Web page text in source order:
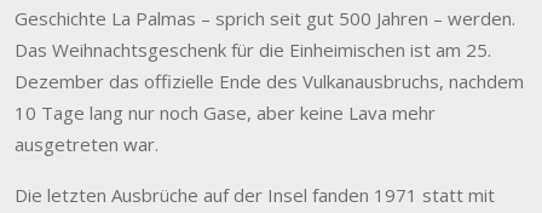
Geschichte La Palmas – sprich seit gut 500 Jahren – werden.
Das Weihnachtsgeschenk für die Einheimischen ist am 25.
Dezember das offizielle Ende des Vulkanausbruchs, nachdem
10 Tage lang nur noch Gase, aber keine Lava mehr
ausgetreten war.
Die letzten Ausbrüche auf der Insel fanden 1971 statt mit